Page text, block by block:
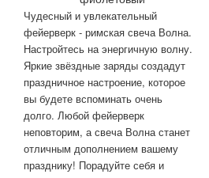
Чудесный и увлекательный
фейерверк - римская свеча Волна.
Настройтесь на энергичную волну.
Яркие звёздные заряды создадут
праздничное настроение, которое
вы будете вспоминать очень
долго. Любой фейерверк
неповторим, а свеча Волна станет
отличным дополнением вашему
празднику! Порадуйте себя и